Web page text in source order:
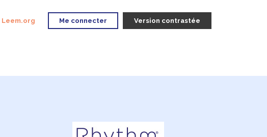
Leem.org Me connecter Version contrastée